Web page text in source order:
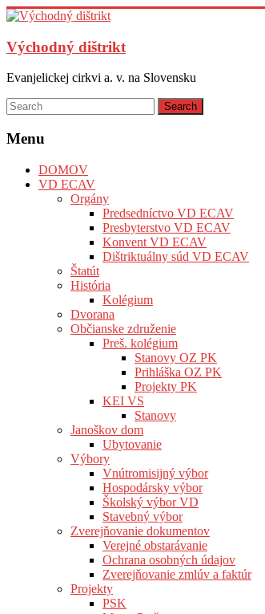
Východný dištrikt
Evanjelickej cirkvi a. v. na Slovensku
Menu
DOMOV
VD ECAV
Orgány
Predsedníctvo VD ECAV
Presbyterstvo VD ECAV
Konvent VD ECAV
Dištriktuálny súd VD ECAV
Štatút
História
Kolégium
Dvorana
Občianske združenie
Preš. kolégium
Stanovy OZ PK
Prihláška OZ PK
Projekty PK
KEI VS
Stanovy
Janoškov dom
Ubytovanie
Výbory
Vnútromisijný výbor
Hospodársky výbor
Školský výbor VD
Stavebný výbor
Zverejňovanie dokumentov
Verejné obstarávanie
Ochrana osobných údajov
Zverejňovanie zmlúv a faktúr
Projekty
PSK